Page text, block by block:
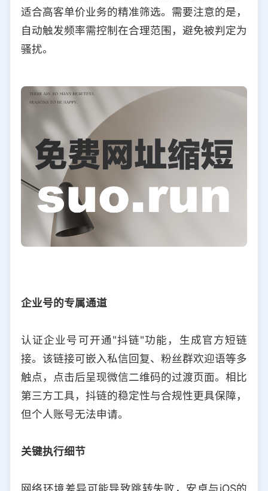
适合高客单价业务的精准筛选。需要注意的是，
自动触发频率需控制在合理范围，避免被判定为
骚扰。
企业号的专属通道
认证企业号可开通"抖链"功能，生成官方短链
接。该链接可嵌入私信回复、粉丝群欢迎语等多
触点，点击后呈现微信二维码的过渡页面。相比
第三方工具，抖链的稳定性与合规性更具保障，
但个人账号无法申请。
关键执行细节
网络环境差异可能导致跳转失败，安卓与iOS的